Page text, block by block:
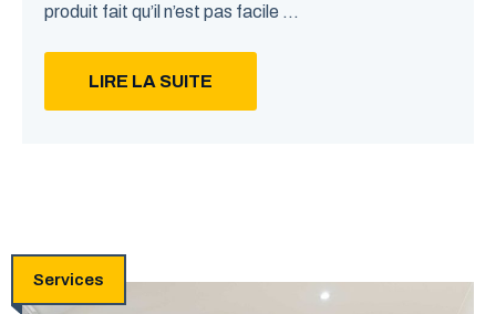
produit fait qu’il n’est pas facile ...
LIRE LA SUITE
Services